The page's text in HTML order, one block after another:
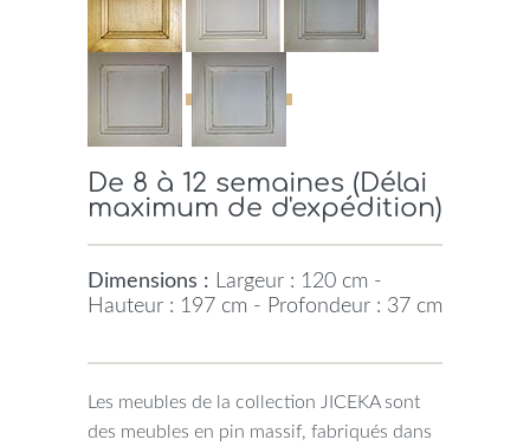
De 8 à 12 semaines (Délai
maximum de d'expédition)
Dimensions : Largeur : 120 cm -
Hauteur : 197 cm - Profondeur : 37 cm
Les meubles de la collection JICEKA sont
des meubles en pin massif, fabriqués dans